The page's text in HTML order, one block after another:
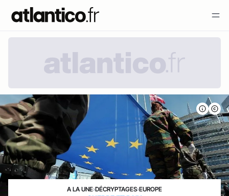
A LA UNE›DÉCRYPTAGES›EUROPE